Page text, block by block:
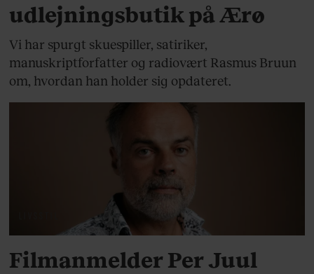
udlejningsbutik på Ærø
Vi har spurgt skuespiller, satiriker,
manuskriptforfatter og radiovært Rasmus Bruun
om, hvordan han holder sig opdateret.
Filmanmelder Per Juul